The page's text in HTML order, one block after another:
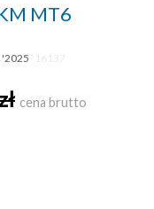
MT6
'2025
cena brutto